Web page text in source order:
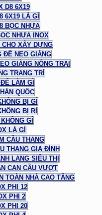
D8 6X19
6X19 LÀ GÌ
BỌC NHỰA
NHỰA INOX
CHO XÂY DỰNG
ĐỂ NEO GIẰNG
GIẰNG NÔNG TRẠI
TRANG TRÍ
LÀM GÌ
QUỐC
BỊ GỈ
BỊ RỈ
GỈ
LÀ GÌ
CẦU THANG
THANG GIA ĐÌNH
LANG SIÊU THỊ
CAN CẦU VƯỢT
TOÀN NHÀ CAO TẦNG
PHI 12
PHI 2
PHI 20